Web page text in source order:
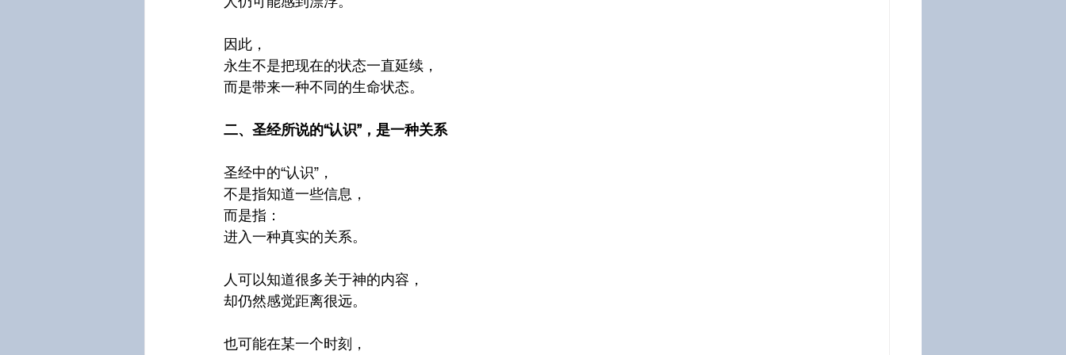
因此，
永生不是把现在的状态一直延续，
而是带来一种不同的生命状态。
二、圣经所说的“认识”，是一种关系
圣经中的“认识”，
不是指知道一些信息，
而是指：
进入一种真实的关系。
人可以知道很多关于神的内容，
却仍然感觉距离很远。
也可能在某一个时刻，